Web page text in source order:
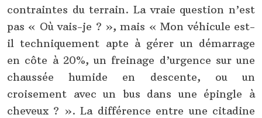
contraintes du terrain. La vraie question n’est
pas « Où vais-je ? », mais « Mon véhicule est-
il techniquement apte à gérer un démarrage
en côte à 20%, un freinage d’urgence sur une
chaussée humide en descente, ou un
croisement avec un bus dans une épingle à
cheveux ? ». La différence entre une citadine